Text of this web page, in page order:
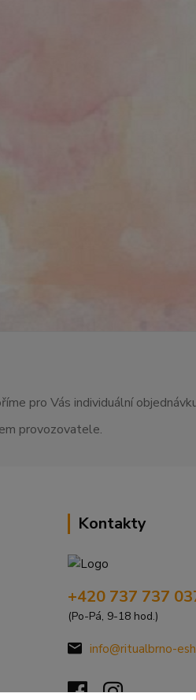
pro Vás individuální
provozovatele.
Kontakty
+420 737 737
(Po-Pá, 9-18 hod.)
info@ritualbrno-